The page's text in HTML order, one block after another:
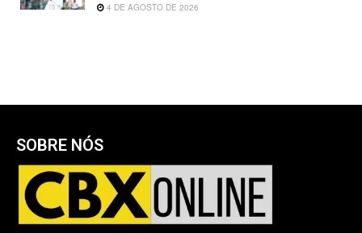
4 DE AGOSTO DE 2026
SOBRE NÓS